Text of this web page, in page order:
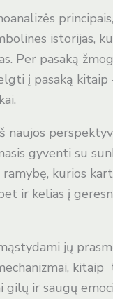
istorijas,
Per pasaką
į pasaką
naujos
gyventi su
kurios
ir kelias į
jų
ir saugų